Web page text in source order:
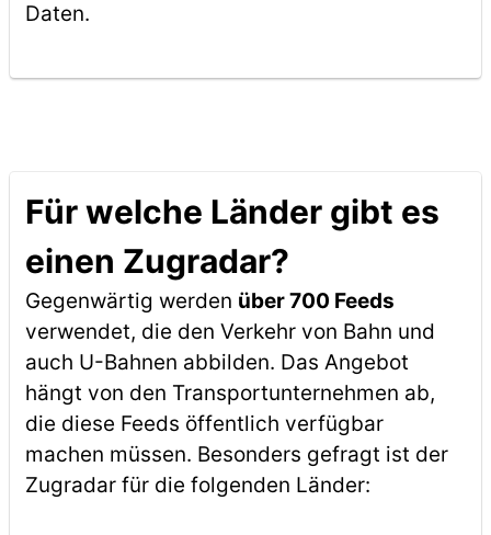
Daten.
Für welche Länder gibt es
einen Zugradar?
Gegenwärtig werden über 700 Feeds
verwendet, die den Verkehr von Bahn und
auch U-Bahnen abbilden. Das Angebot
hängt von den Transportunternehmen ab,
die diese Feeds öffentlich verfügbar
machen müssen. Besonders gefragt ist der
Zugradar für die folgenden Länder: